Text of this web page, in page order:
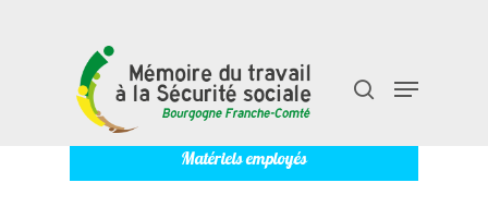
Taper "entrée" pour rechercher ou "échap" pour
Matériels employés